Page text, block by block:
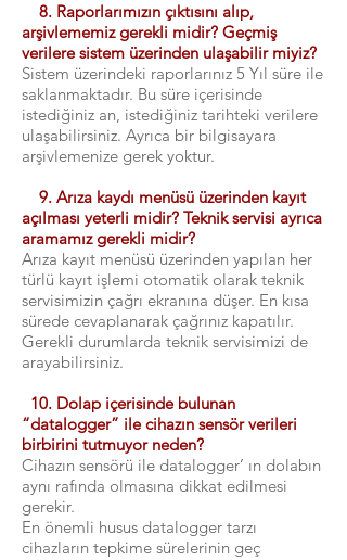
8. Raporlarımızın çıktısını alıp,
arşivlememiz gerekli midir? Geçmiş
verilere sistem üzerinden ulaşabilir miyiz?
Sistem üzerindeki raporlarınız 5 Yıl süre ile
saklanmaktadır. Bu süre içerisinde
istediğiniz an, istediğiniz tarihteki verilere
ulaşabilirsiniz. Ayrıca bir bilgisayara
arşivlemenize gerek yoktur.
9. Arıza kaydı menüsü üzerinden kayıt
açılması yeterli midir? Teknik servisi ayrıca
aramamız gerekli midir?
Arıza kayıt menüsü üzerinden yapılan her
türlü kayıt işlemi otomatik olarak teknik
servisimizin çağrı ekranına düşer. En kısa
sürede cevaplanarak çağrınız kapatılır.
Gerekli durumlarda teknik servisimizi de
arayabilirsiniz.
10. Dolap içerisinde bulunan
“datalogger” ile cihazın sensör verileri
birbirini tutmuyor neden?
Cihazın sensörü ile datalogger’ ın dolabın
aynı rafında olmasına dikkat edilmesi
gerekir.
En önemli husus datalogger tarzı
cihazların tepkime sürelerinin geç